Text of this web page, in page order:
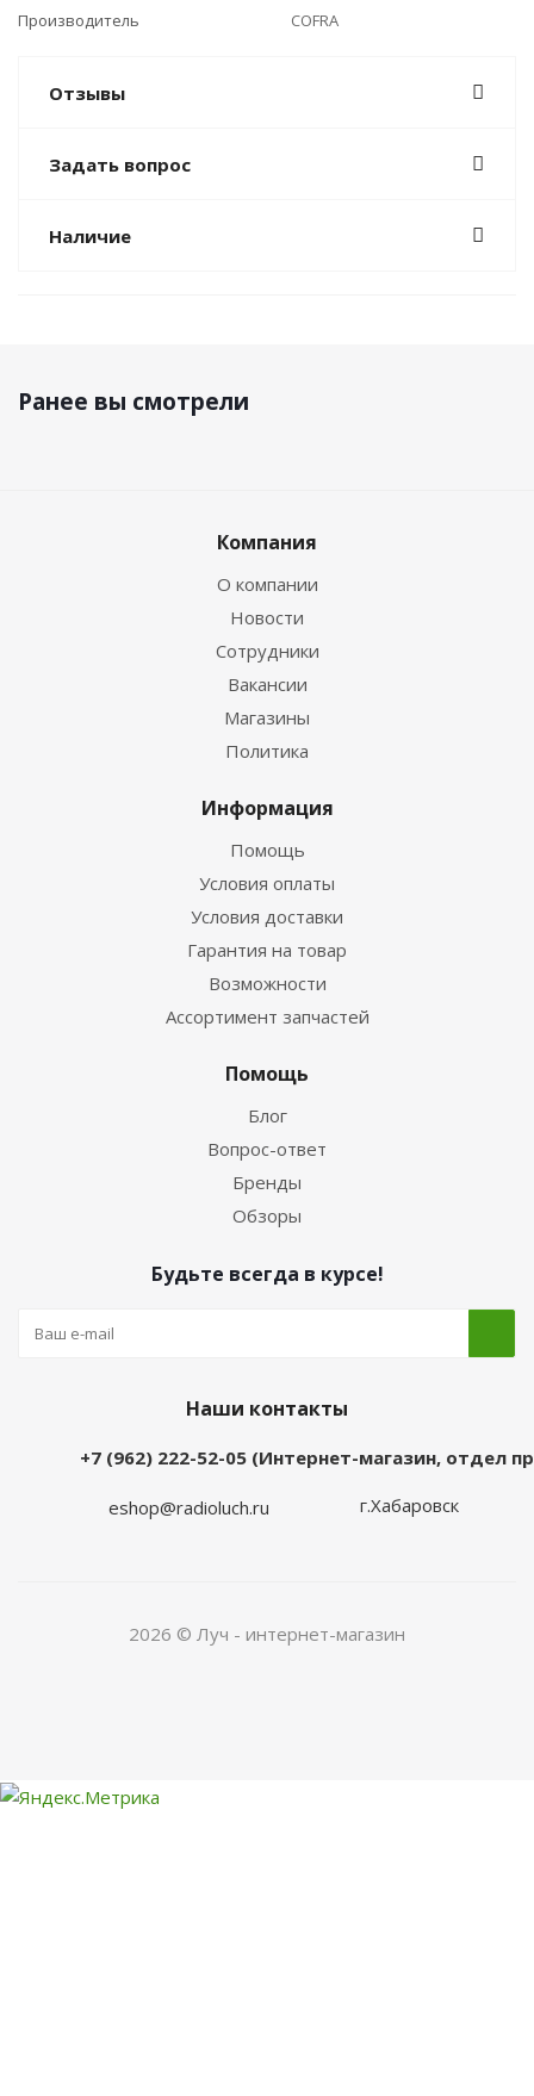
Производитель
COFRA
Отзывы
Задать вопрос
Наличие
Ранее вы смотрели
Компания
О компании
Новости
Сотрудники
Вакансии
Магазины
Политика
Информация
Помощь
Условия оплаты
Условия доставки
Гарантия на товар
Возможности
Ассортимент запчастей
Помощь
Блог
Вопрос-ответ
Бренды
Обзоры
Будьте всегда в курсе!
Наши контакты
+7 (962) 222-52-05 (Интернет-магазин, отдел
eshop@radioluch.ru г.Хабаровск
2026 © Луч - интернет-магазин